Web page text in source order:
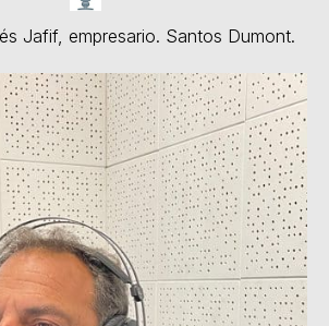
Jafif, empresario. Santos Dumont.